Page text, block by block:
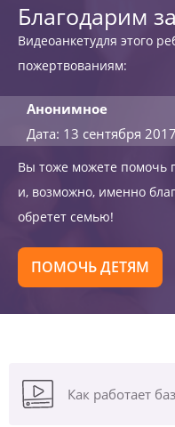
Благодарим
Видеоанкетудля этого
пожертвованиям:
Анонимное
Дата: 13 сентября 2017
Вы тоже можете помочь
и, возможно, именно
обретет семью!
ПОМОЧЬ ДЕТЯМ
Как работает